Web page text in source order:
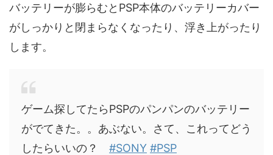
バッテリーが膨らむとPSP本体のバッテリーカバー
がしっかりと閉まらなくなったり、浮き上がったり
します。
ゲーム探してたらPSPのパンパンのバッテリー
がでてきた。。あぶない。さて、これってどう
したらいいの？ #SONY #PSP